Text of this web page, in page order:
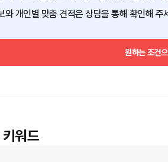
와 개인별 맞춤 견적은 상담을 통해 확인해 주
원하는 조건
워드